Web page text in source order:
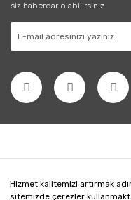
Hizmet kalitemizi artırmak
sitemizde çerezler
siz haberdar olabilirsiniz.